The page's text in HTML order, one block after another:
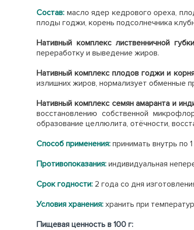
Состав: масло ядер кедрового ореха,
плоды годжи, корень подсолнечника
Нативный комплекс лиственничной
переработку и выведение жиров.
Нативный комплекс плодов годжи и
излишних жиров, нормализует обменные
Нативный комплекс семян амаранта и
восстановлению собственной
образование целлюлита, отёчности,
Способ применения: принимать внутрь по
Противопоказания: индивидуальная
Срок годности: 2 года со дня
Условия хранения: хранить при
Пищевая ценность в 100 г: